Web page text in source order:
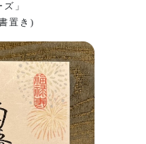
」
置き)